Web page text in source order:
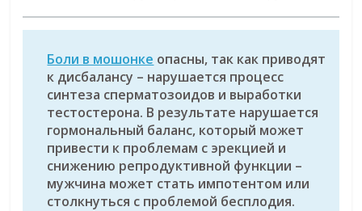
Боли в мошонке опасны, так как приводят
к дисбалансу – нарушается процесс
синтеза сперматозоидов и выработки
тестостерона. В результате нарушается
гормональный баланс, который может
привести к проблемам с эрекцией и
снижению репродуктивной функции –
мужчина может стать импотентом или
столкнуться с проблемой бесплодия.